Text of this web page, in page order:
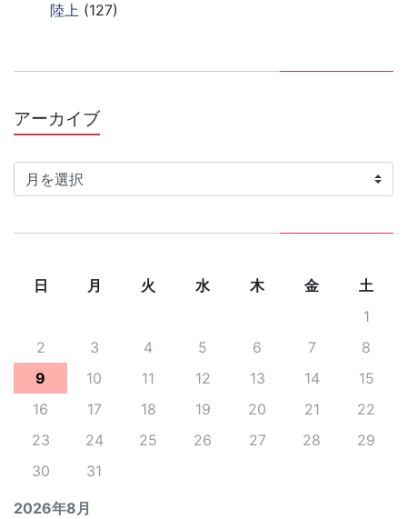
陸上 (127)
アーカイブア
ー
カ
2026年8月
日 月 火 水 木 金
土
1
2
3 4 5 6 7
8
9
10 11 12 13 14
15
16
17 18 19 20 21
22
23
24 25 26 27 28
29
30
31